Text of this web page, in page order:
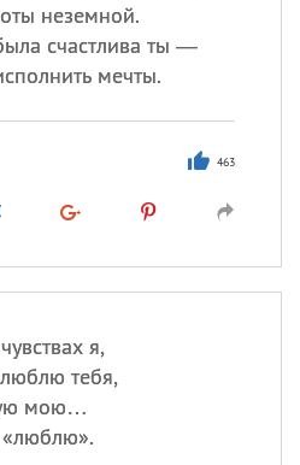
неземной.
счастлива ты —
мечты.
463
я,
тебя,
мою…